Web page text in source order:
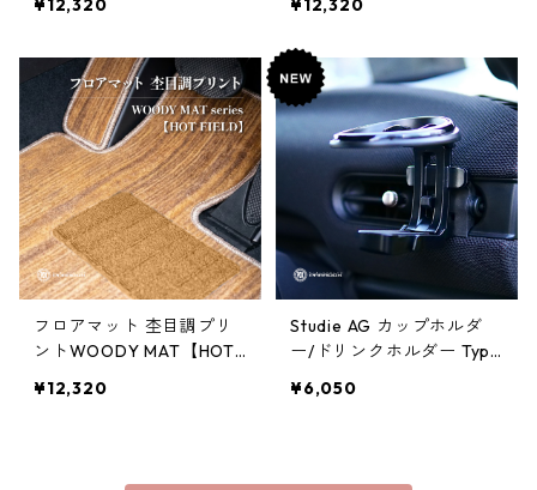
¥12,320 ¥12,320
フロアマット 杢目調プリ
ントWOODY MAT【HOT
¥12,320
Studie AG カップホルダ
ー/ドリンクホルダー Type
¥6,050